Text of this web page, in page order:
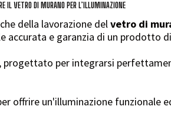
IL VETRO DI MURANO PER L’ILLUMINAZIONE
della lavorazione delvetro di
accurata e garanzia di un prodotto
progettato per integrarsi
offrire un'illuminazione funzionale